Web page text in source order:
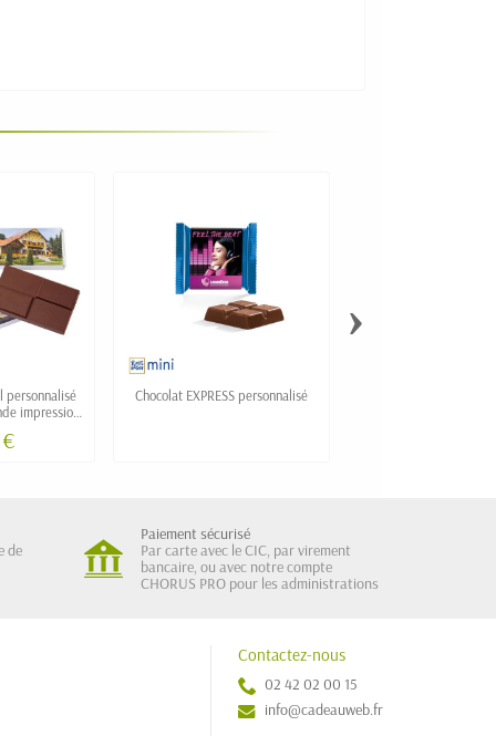
personnalisé
impression
Chocolat EXPRESS personnalisé
›
de
Paiement sécurisé
Par carte avec le CIC, par virement
bancaire, ou avec notre compte
CHORUS PRO pour les administrations
Contactez-nous
02 42 02 00 15
info@cadeauweb.fr